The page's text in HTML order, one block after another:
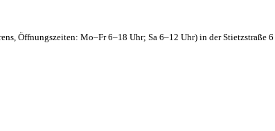
Öffnungszeiten: Mo–Fr 6–18 Uhr; Sa 6–12 Uhr) in der Stietzstraße 6